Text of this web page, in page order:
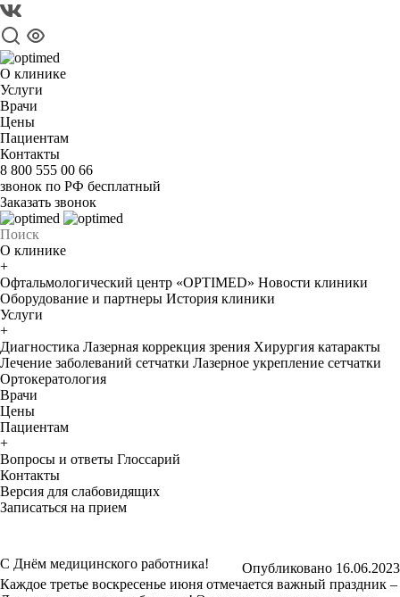
О клинике
Услуги
Врачи
Цены
Пациентам
Контакты
8 800 555 00 66
звонок по РФ бесплатный
Заказать звонок
О клинике
+
Офтальмологический центр «OPTIMED» Новости клиники
Оборудование и партнеры История клиники
Услуги
+
Диагностика Лазерная коррекция зрения Хирургия катаракты
Лечение заболеваний сетчатки Лазерное укрепление сетчатки
Ортокератология
Врачи
Цены
Пациентам
+
Вопросы и ответы Глоссарий
Контакты
Версия для слабовидящих
Записаться на прием
С Днём медицинского работника!
Опубликовано 16.06.2023
Каждое третье воскресенье июня отмечается важный праздник –